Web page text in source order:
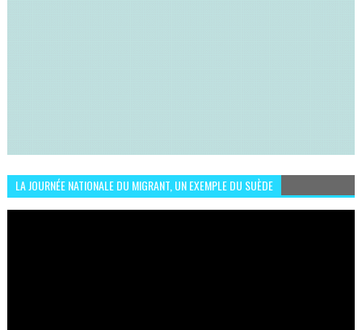
LA JOURNÉE NATIONALE DU MIGRANT, UN EXEMPLE DU SUÈDE